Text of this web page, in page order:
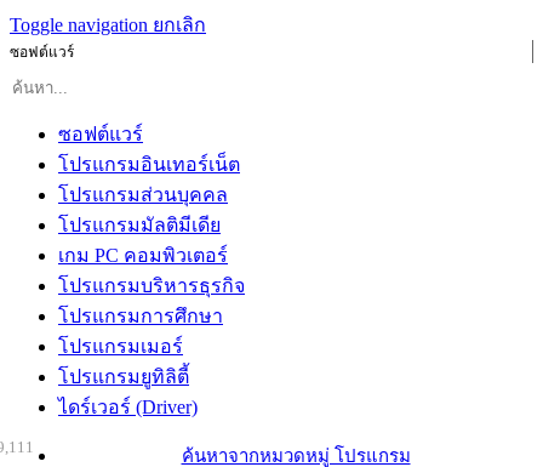
Toggle navigation ยกเลิก
ซอฟต์แวร์
ซอฟต์แวร์
โปรแกรมอินเทอร์เน็ต
โปรแกรมส่วนบุคคล
โปรแกรมมัลติมีเดีย
เกม PC คอมพิวเตอร์
โปรแกรมบริหารธุรกิจ
โปรแกรมการศึกษา
โปรแกรมเมอร์
โปรแกรมยูทิลิตี้
ไดร์เวอร์ (Driver)
ค้นหาจากหมวดหมู่ โปรแกรม